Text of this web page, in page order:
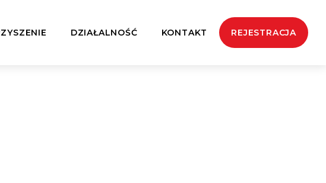
DZIAŁALNOŚĆ KONTAKT REJESTRACJA